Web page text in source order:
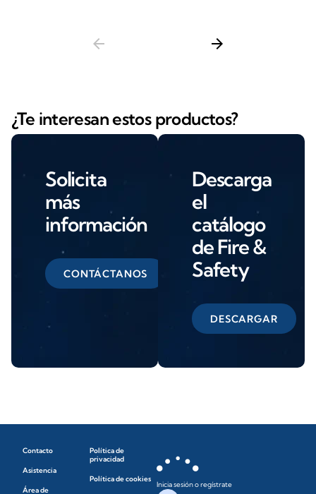
arrow_back arrow_forward
¿Te interesan estos productos?
Solicita
más
información
CONTÁCTANOS
Descarga
el
catálogo
de Fire &
Safety
DESCARGAR
Contacto
Asistencia
Área de
Política de
privacidad
Política de cookies
Inicia sesión o regístrate